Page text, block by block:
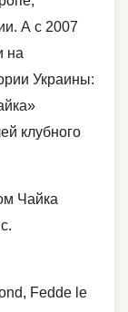
А с 2007
на
Украины:
клубного
Чайка
Fedde le